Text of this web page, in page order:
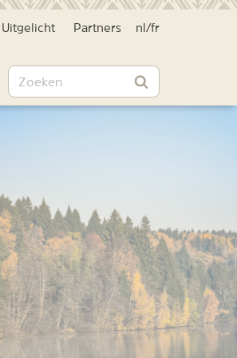
Uitgelicht Partners nl /fr
Zoeken
Zoeken